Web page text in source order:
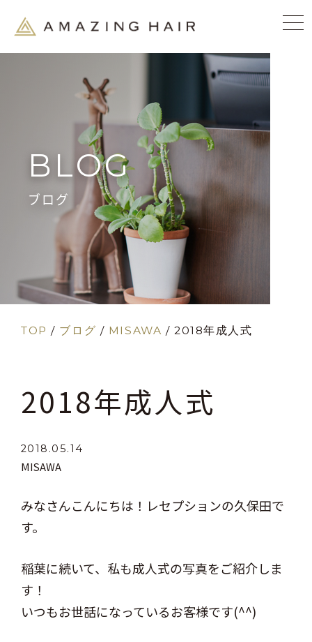
BLOG
ブログ
TOP / ブログ / MISAWA /2018年成人式
2018年成人式
2018.05.14
MISAWA
みなさんこんにちは！レセプションの久保田で
す。
稲葉に続いて、私も成人式の写真をご紹介しま
す！
いつもお世話になっているお客様です(^^)